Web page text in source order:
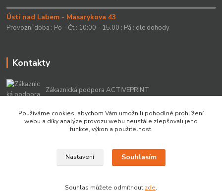
Ústí nad Labem - Masarykova 43
Provozní doba : Po - Čt : 10:00 - 15.00 ; Pá : dle dohody
Kontakty
Zákaznická podpora ACTIVEPRINT
+420 549 213 756
info@activeprint.cz
Copyright 2022 © ActivePrint s.r.o.
Používáme cookies, abychom Vám umožnili pohodlné prohlížení
webu a díky analýze provozu webu neustále zlepšovali jeho
funkce, výkon a použitelnost.
Nastavení Souhlasím
Souhlas můžete odmítnout zde.